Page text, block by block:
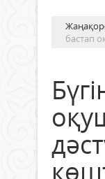
бастап